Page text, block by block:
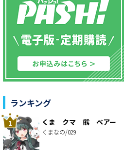
ランキング
くま クマ 熊 ベアー
くまなの/029